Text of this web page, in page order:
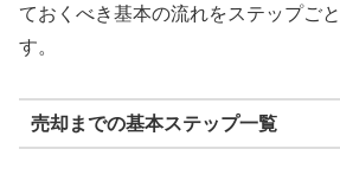
ておくべき基本の流れをステップご
す。
売却までの基本ステップ一覧